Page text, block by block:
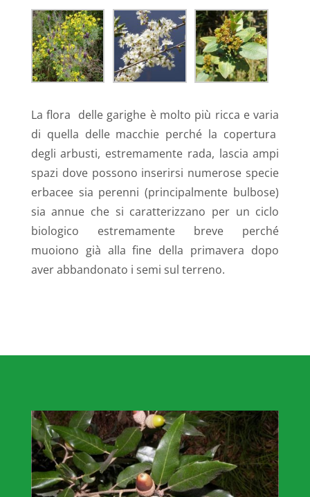
La flora delle garighe è molto più ricca e varia
di quella delle macchie perché la copertura
degli arbusti, estremamente rada, lascia ampi
spazi dove possono inserirsi numerose specie
erbacee sia perenni (principalmente bulbose)
sia annue che si caratterizzano per un ciclo
biologico estremamente breve perché
muoiono già alla fine della primavera dopo
aver abbandonato i semi sul terreno.